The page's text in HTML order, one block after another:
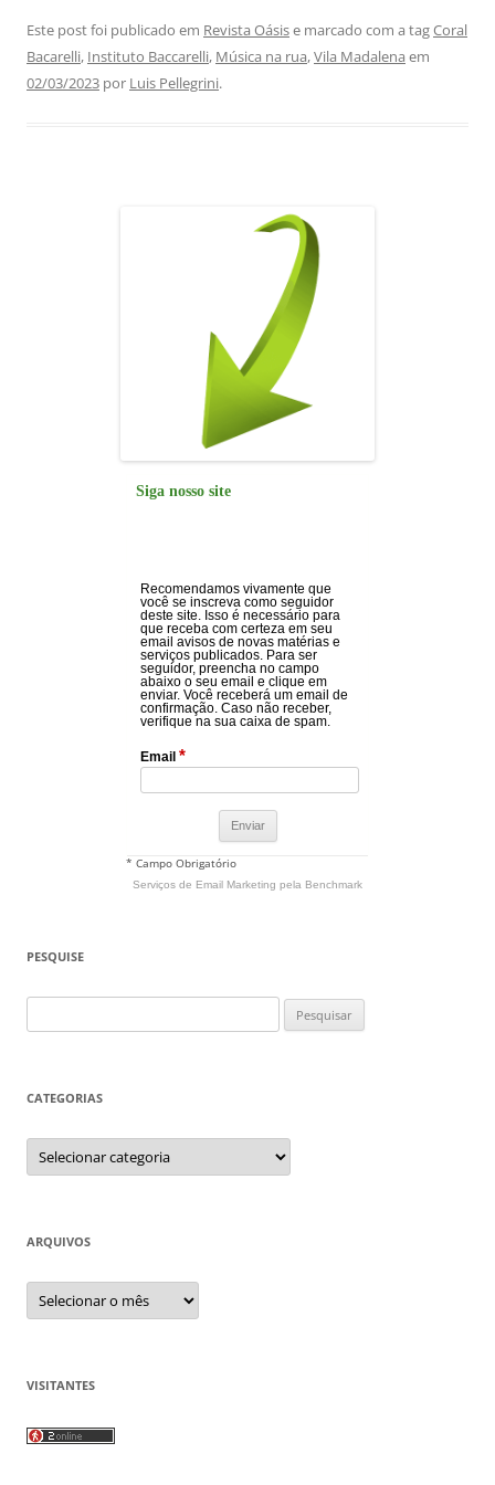
c
e
at
s
k
e
e
gr
ai
l
ar
e
Este post foi publicado em Revista Oásise marcado com a tagCoral
Bacarelli, Instituto Baccarelli, Música na rua,Vila Madalena em
02/03/2023 por Luis Pellegrini.
Siga nosso site
Recomendamos vivamente que
você se inscreva como seguidor
deste site. Isso é necessário para
que receba com certeza em seu
email avisos de novas matérias e
serviços publicados. Para ser
seguidor, preencha no campo
abaixo o seu email e clique em
enviar. Você receberá um email de
confirmação. Caso não receber,
verifique na sua caixa de spam.
Email *
* Campo Obrigatório
Serviços de Email Marketing pela Benchmark
PESQUISE
por:
CATEGORIAS
Categorias
ARQUIVOS
Arquivos
VISITANTES